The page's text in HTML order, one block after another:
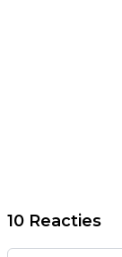
10 Reacties